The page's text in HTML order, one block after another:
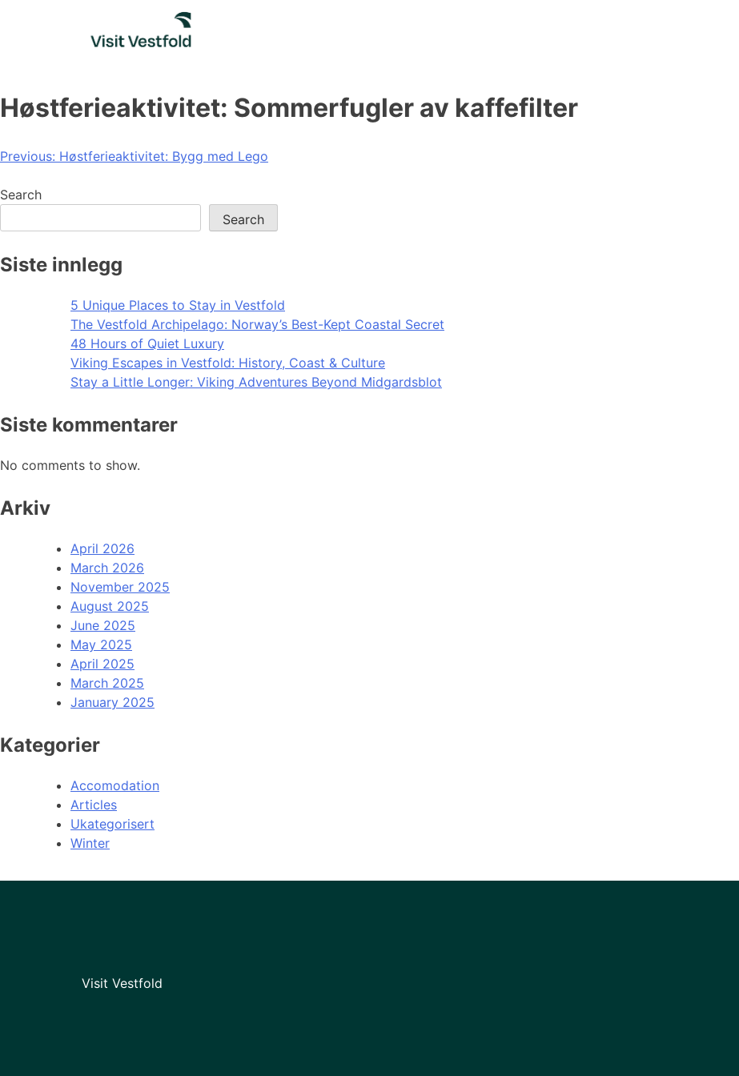
Høstferieaktivitet: Sommerfugler av kaffefilter
Post
navigation
Previous: Høstferieaktivitet: Bygg med Lego
Search
Search
Siste innlegg
5 Unique Places to Stay in Vestfold
The Vestfold Archipelago: Norway’s Best-Kept Coastal Secret
48 Hours of Quiet Luxury
Viking Escapes in Vestfold: History, Coast & Culture
Stay a Little Longer: Viking Adventures Beyond Midgardsblot
Siste kommentarer
No comments to show.
Arkiv
April 2026
March 2026
November 2025
August 2025
June 2025
May 2025
April 2025
March 2025
January 2025
Kategorier
Accomodation
Articles
Ukategorisert
Winter
Visit Vestfold